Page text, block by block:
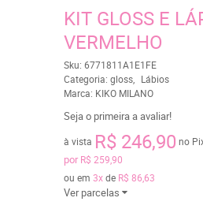
KIT GLOSS E
VERMELHO
Sku: 6771811A1E1FE
Categoria: gloss
Lábios
Marca: KIKO MILANO
Seja o primeira a avaliar!
à vista R$ 246,90 no
por R$ 259,90
ou em 3xde R$ 86,63
Ver parcelas